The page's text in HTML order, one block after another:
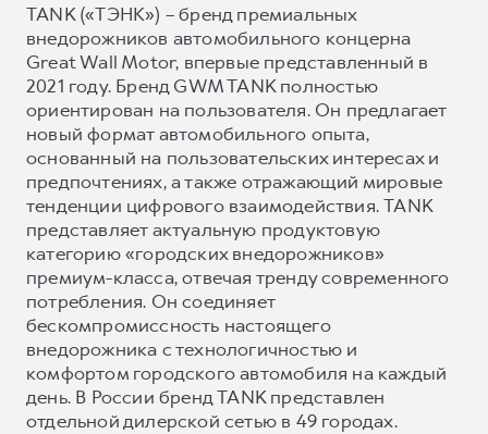
TANK («ТЭНК») – бренд премиальных
внедорожников автомобильного концерна
Great Wall Motor, впервые представленный в
2021 году. Бренд GWM TANK полностью
ориентирован на пользователя. Он предлагает
новый формат автомобильного опыта,
основанный на пользовательских интересах и
предпочтениях, а также отражающий мировые
тенденции цифрового взаимодействия. TANK
представляет актуальную продуктовую
категорию «городских внедорожников»
премиум-класса, отвечая тренду современного
потребления. Он соединяет
бескомпромиссность настоящего
внедорожника с технологичностью и
комфортом городского автомобиля на каждый
день. В России бренд TANK представлен
отдельной дилерской сетью в 49 городах.